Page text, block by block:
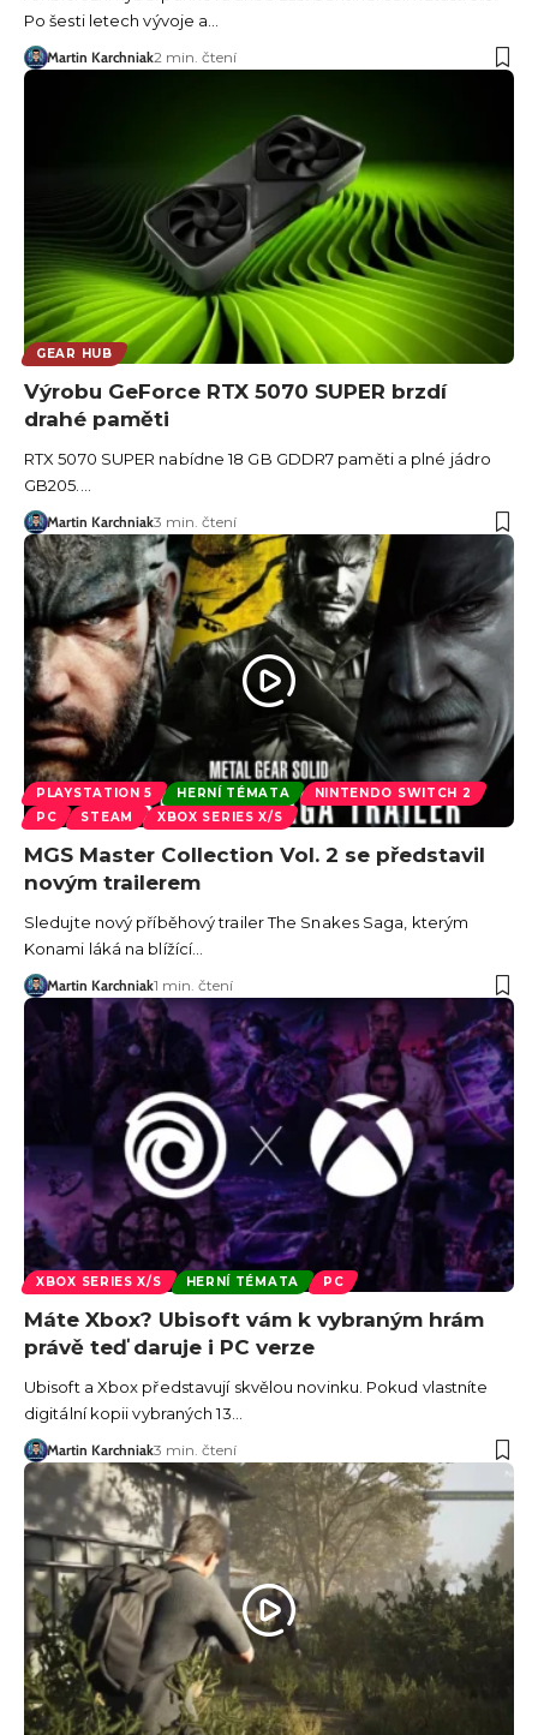
Po šesti letech vývoje a…
Martin Karchniak2 min. čtení
GEAR HUB
Výrobu GeForce RTX 5070 SUPER brzdí
drahé paměti
RTX 5070 SUPER nabídne 18 GB GDDR7 paměti a plné jádro
GB205.…
Martin Karchniak3 min. čtení
PLAYSTATION 5 HERNÍ TÉMATA
NINTENDO SWITCH 2
PC
STEAM XBOX SERIES X/S
MGS Master Collection Vol. 2 se představil
novým trailerem
Sledujte nový příběhový trailer The Snakes Saga, kterým
Konami láká na blížící…
Martin Karchniak1 min. čtení
XBOX SERIES X/S HERNÍ TÉMATA PC
Máte Xbox? Ubisoft vám k vybraným hrám
právě teď daruje i PC verze
Ubisoft a Xbox představují skvělou novinku. Pokud vlastníte
digitální kopii vybraných 13…
Martin Karchniak3 min. čtení